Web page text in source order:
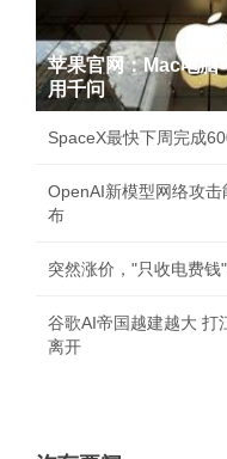
苹果官网：Mac电脑
用千问
SpaceX最快下周完成
OpenAI新模型网络攻
布
突然涨价，"只收电费
谷歌AI帝国越建越大 打
离开